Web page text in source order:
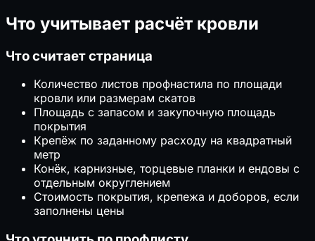
Что учитывает расчёт кровли
Что считает страница
Количество листов профнастила по площади
кровли или размерам скатов
Площадь с запасом и закупочную площадь
покрытия
Крепёж по заданному расходу на квадратный
метр
Конёк, карнизные, торцевые планки и ендовы с
отдельным округлением
Стоимость покрытия, крепежа и доборов, если
заполнены цены